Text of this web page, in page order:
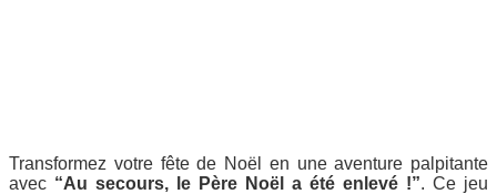
Transformez votre fête de Noël en une aventure palpitante
avec “Au secours, le Père Noël a été enlevé !”. Ce jeu